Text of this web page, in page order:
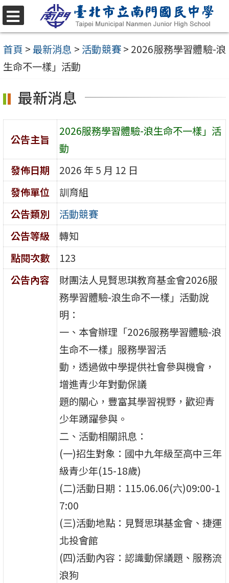
跳
至
主
要
容
選
單
首頁 >最新消息 > 活動競賽> 2026服務學習體驗-浪
生命不一樣」活動
最新消息
公告主旨
2026服務學習體驗-浪生命不一樣」活
動
發佈日期
2026 年 5 月 12 日
發佈單位
訓育組
公告類別
活動競賽
公告等級
轉知
點閱次數
123
公告內容
財團法人見賢思琪教育基金會2026服
務學習體驗-浪生命不一樣」活動說
明：
一、本會辦理「2026服務學習體驗-浪
生命不一樣」服務學習活
動，透過做中學提供社會參與機會，
增進青少年對動保議
題的關心，豐富其學習視野，歡迎青
少年踴躍參與。
二、活動相關訊息：
(一)招生對象：國中九年級至高中三年
級青少年(15-18歲)
(二)活動日期：115.06.06(六)09:00-1
7:00
(三)活動地點：見賢思琪基金會、捷運
北投會館
(四)活動內容：認識動保議題、服務流
浪狗